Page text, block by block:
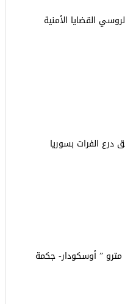
القضايا الأمنية
” أوسكودار- جكمة